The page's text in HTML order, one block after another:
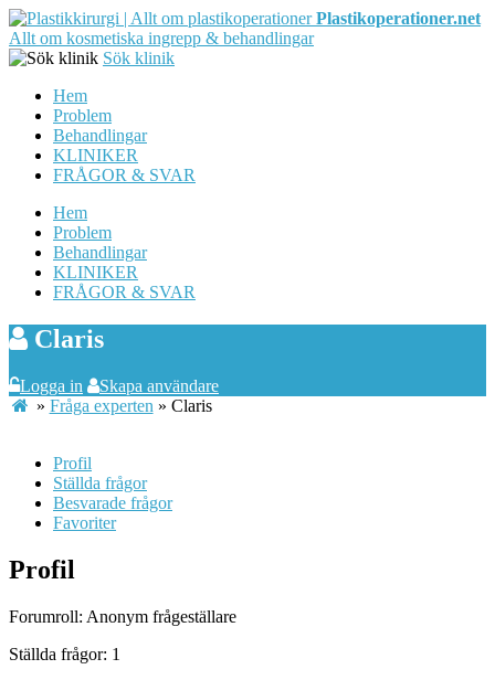
Plastikoperationer.net
Allt om kosmetiska ingrepp & behandlingar
Sök klinik
Hem
Problem
Behandlingar
KLINIKER
FRÅGOR & SVAR
Hem
Problem
Behandlingar
KLINIKER
FRÅGOR & SVAR
Claris
Logga in
Skapa användare
» Fråga experten » Claris
Profil
Ställda frågor
Besvarade frågor
Favoriter
Profil
Forumroll: Anonym frågeställare
Ställda frågor: 1